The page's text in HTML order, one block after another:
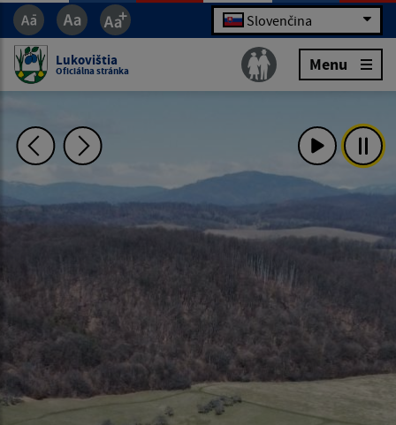
Slovenčina
Lukovištia
Oficiálna stránka Menu